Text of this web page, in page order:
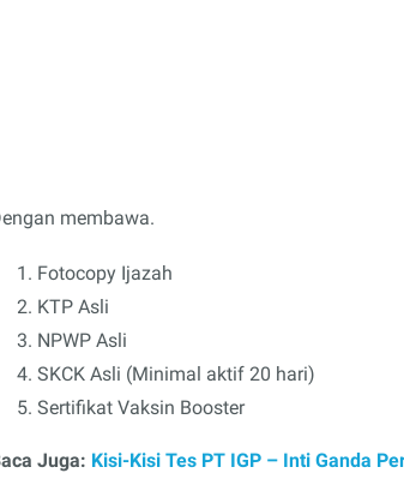
membawa.
Fotocopy Ijazah
KTP Asli
NPWP Asli
SKCK Asli (Minimal aktif 20 hari)
Sertifikat Vaksin Booster
Juga: Kisi-Kisi Tes PT IGP – Inti Ganda